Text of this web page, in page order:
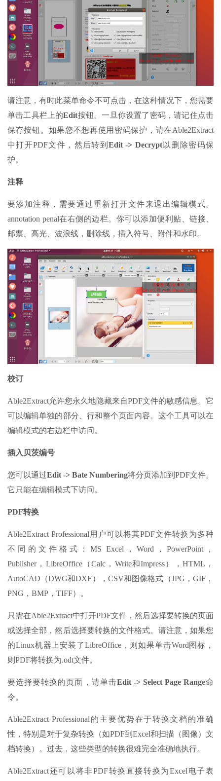
请注意，有时此菜单命令不可点击，在这种情况下，您需要
单击工具栏上的Edit按钮。一旦你设置了密码，请记住点击
保存按钮。如果您不想再使用密码保护，请在Able2Extract
中打开PDF文件，然后转到Edit -> Decrypt以删除密码保
护。
注释
要添加注释，需要通过重新打开文件来退出编辑模式。
annotation penal在右侧的边栏。你可以添加便利贴、链接、
邮票、高光、波浪线，删除线，插入符号、附件和水印。
校订
Able2Extract允许您永久地隐藏来自PDF文件的敏感信息。它
可以编辑单独的部分、行和整个页面内容。这个工具可以在
编辑模式的右边栏中访问。
插入贝茨编号
您可以通过Edit -> Bate Numbering将分页添加到PDF文件。
它只能在编辑模式下访问。
PDF转换
Able2Extract Professional用户可以将其PDF文件转换为多种
不同的文件格式：MS Excel，Word，PowerPoint，
Publisher，LibreOffice（Calc，Write和Impress），HTML，
AutoCAD（DWG和DXF），CSV和图像格式（JPG，GIF，
PNG，BMP，TIFF）。
只需在Able2Extract中打开PDF文件，然后选择要转换的页面
或选择全部，然后选择要转换的文件格式。请注意，如果您
的Linux机器上安装了LibreOffice，则如果单击Word图标，
则PDF将转换为.odt文件。
要选择要转换的页面，请单击Edit -> Select Page Range命
令。
Able2Extract Professional的主要优势在于转换文档的准确
性，特别是对于复杂转换（如PDF到Excel和扫描（图像）文
档转换）。过去，这些类型的转换很难完全准确地执行。
Able2Extract还可以将非PDF转换直接转换为Excel电子表